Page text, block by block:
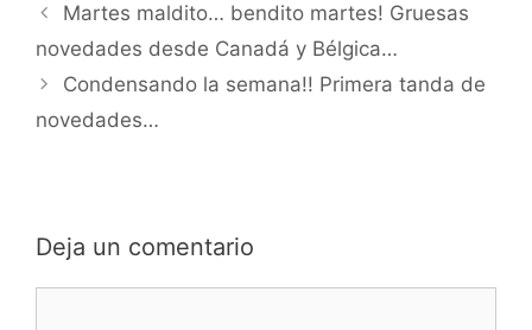
Martes maldito… bendito martes! Gruesas
novedades desde Canadá y Bélgica…
Condensando la semana!! Primera tanda de
novedades…
Deja un comentario